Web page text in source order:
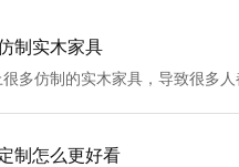
制实木家具
多仿制的实木家具，导致很多
制怎么更好看